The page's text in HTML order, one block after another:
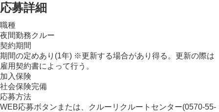
応募詳細
職種
夜間勤務クルー
契約期間
期間の定めあり(1年) ※更新する場合があり得る。更新の際は
雇用契約書によって行う。
加入保険
社会保険完備
応募方法
WEB応募ボタンまたは、クルーリクルートセンター(0570-55-